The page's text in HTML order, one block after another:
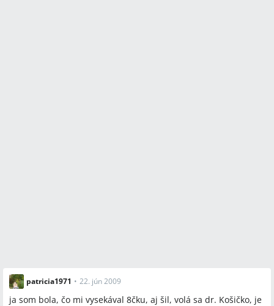
patricia1971 • 22. jún 2009
ja som bola, čo mi vysekával 8čku, aj šil, volá sa dr. Košičko, je